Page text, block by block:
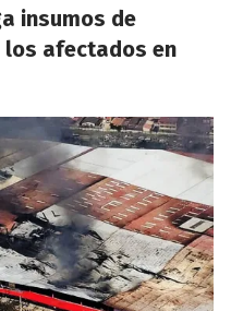
insumos de
los afectados en